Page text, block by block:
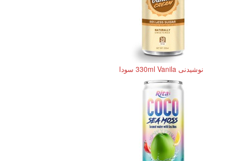
نوشیدنی 330ml Vanila سودا